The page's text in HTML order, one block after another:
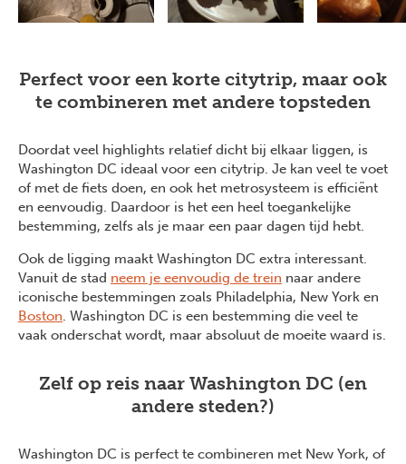
Perfect voor een korte citytrip, maar ook
te combineren met andere topsteden
Doordat veel highlights relatief dicht bij elkaar liggen, is
Washington DC ideaal voor een citytrip. Je kan veel te voet
of met de fiets doen, en ook het metrosysteem is efficiënt
en eenvoudig. Daardoor is het een heel toegankelijke
bestemming, zelfs als je maar een paar dagen tijd hebt.
Ook de ligging maakt Washington DC extra interessant.
Vanuit de stad neem je eenvoudig de trein naar andere
iconische bestemmingen zoals Philadelphia, New York en
Boston. Washington DC is een bestemming die veel te
vaak onderschat wordt, maar absoluut de moeite waard is.
Zelf op reis naar Washington DC (en
andere steden?)
Washington DC is perfect te combineren met New York, of